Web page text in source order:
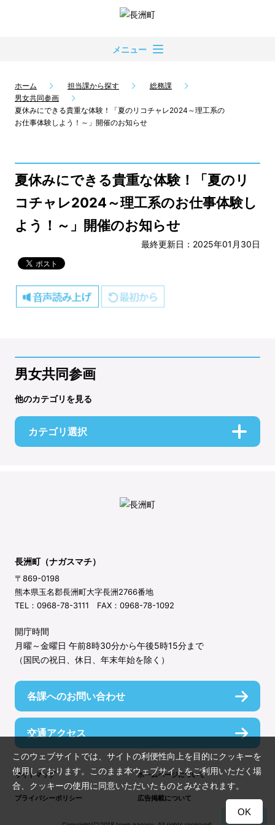
メニュー
ホーム 担当課から探す
総務課
男女共同参画
夏休みにできる貴重な体験！「夏のリコチャレ2024～理工系の
お仕事体験しよう！～」開催のお知らせ
夏休みにできる貴重な体験！「夏のリ
コチャレ2024～理工系のお仕事体験し
よう！～」開催のお知らせ
最終更新日：2025年01月30日
男女共同参画
他のカテゴリを見る
カテゴリ選択
長洲町（ナガスマチ）
〒869-0198
熊本県玉名郡長洲町大字長洲2766番地
TEL：0968-78-3111 FAX：0968-78-1092
開庁時間
月曜～金曜日 午前8時30分から午後5時15分まで
（国民の祝日、休日、年末年始を除く）
各課へのお問い合わせ
交通アクセス
サイトマップ ホームページについて
プライバシーポリシー 広告掲載について
TOP
このウェブサイトでは、サイトの利便性向上を目的にクッキーを
使用しております。このまま本ウェブサイトをご利用いただく場
合、クッキーの使用に同意いただいたものとみなされます。
OK